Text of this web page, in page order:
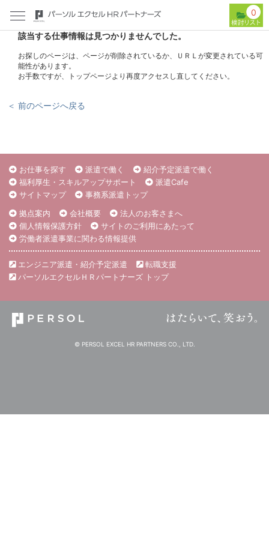
0
該当する仕事情報は見つかりませんでした。
お探しのページは、ページが削除されているか、ＵＲＬが変更されている可
能性があります。
お手数ですが、トップページより再度アクセスし直してください。
＜ 前のページへ戻る
お仕事を探す 派遣で働く
紹介予定派遣で働く
福利厚生・スキルアップサポート
派遣Cafe
サイトマップ
事務系派遣トップ
拠点案内
会社概要
法人のお客さまへ
個人情報保護方針
サイトのご利用にあたって
労働者派遣事業に関わる情報提供
エンジニア派遣・紹介予定派遣
転職支援
パーソルエクセルＨＲパートナーズ トップ
© PERSOL EXCEL HR PARTNERS CO., LTD.